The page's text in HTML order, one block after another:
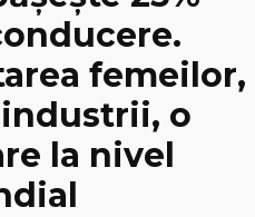
femeilor,
o
la nivel